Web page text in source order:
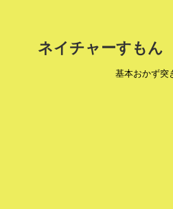
ネイチャーすもん
基本おかず突